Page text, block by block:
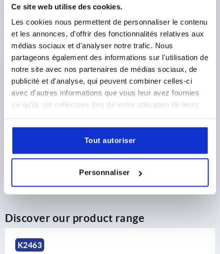
Ce site web utilise des cookies.
Les cookies nous permettent de personnaliser le contenu
et les annonces, d'offrir des fonctionnalités relatives aux
médias sociaux et d'analyser notre trafic. Nous
partageons également des informations sur l'utilisation de
notre site avec nos partenaires de médias sociaux, de
publicité et d'analyse, qui peuvent combiner celles-ci
avec d'autres informations que vous leur avez fournies
ou qu'ils ont collectées lors de votre utilisation de leurs
Tout autoriser
Personnaliser
1) Mounting holes
2) Plate thickness max. 2.5mm
3) 1-point locking system
27,00 €
plus sales tax
DETAILS
PRODUCT DETAILS
Discover our product range
K2463